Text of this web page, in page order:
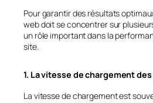
Pour garantir des résultats
web doit se concentrer sur
un rôle important dans la
site.
1. La vitesse de chargement
La vitesse de chargement est